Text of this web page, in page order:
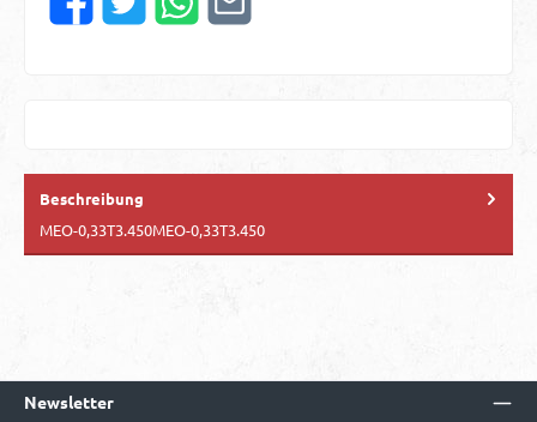
Beschreibung
MEO-0,33T3.450MEO-0,33T3.450
Newsletter